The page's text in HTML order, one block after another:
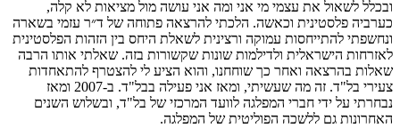
ובכלל לשאול את עצמי מי אני ומה אני עושה מול מציאות לא קלה,
כערביה פלסטינית וכאשה. הלכתי להרצאה פתוחה של ד״ר עזמי בשארה
ונחשפתי להתייחסות עמוקה ורצינית לשאלת היחס בין הזהות הפלסטינית
לאזרחות הישראלית ולדילמות שונות שקשורות בזה. שאלתי אותו הרבה
שאלות בהרצאה ואחר כך שוחחנו, והוא הציע לי להצטרף להתאחדות
צעירי בל"ד. זה מה שעשיתי, ומאז אני פעילה בבל"ד. ב-2007 ומאז
נבחרתי על ידי חברי המפלגה לוועד המרכזי של בל"ד, ובשלוש השנים
האחרונות גם ללשכה הפוליטית של המפלגה.